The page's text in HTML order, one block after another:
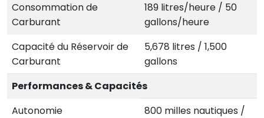
Consommation de
Carburant
189 litres/heure / 50
gallons/heure
Capacité du Réservoir de
Carburant
5,678 litres / 1,500
gallons
Performances & Capacités
Autonomie
800 milles nautiques /